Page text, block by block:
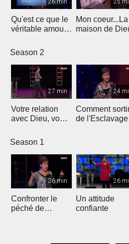
26 min
Qu'est ce que le
véritable amour
25
Mon coeur...La
maison de
Season 2
27 min
Votre relation
avec Dieu, vous-
autres
24
Comment
de l'Esclavage
Season 1
26 min
Confronter le
péché de
26
Un attitude
confiante